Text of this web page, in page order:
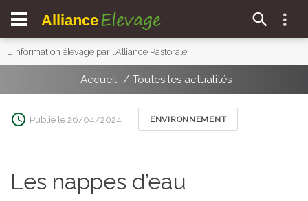
Alliance Elevage
L'information élevage par l'Alliance Pastorale
Accueil Toutes les actualités
Publié le 26/04/2024 ENVIRONNEMENT
Les nappes d’eau